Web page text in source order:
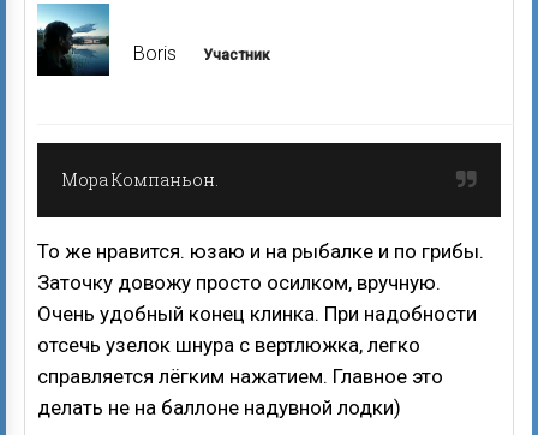
Boris Участник
Мора Компаньон.
То же нравится. юзаю и на рыбалке и по грибы.
Заточку довожу просто осилком, вручную.
Очень удобный конец клинка. При надобности
отсечь узелок шнура с вертлюжка, легко
справляется лёгким нажатием. Главное это
делать не на баллоне надувной лодки)